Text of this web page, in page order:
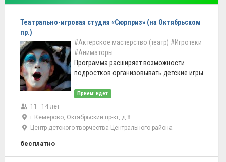
Театрально-игровая студия «Сюрприз» (на Октябрьском
пр.)
#Актерское мастерство (театр) #Игротеки
#Аниматоры
Программа расширяет возможности
подростков организовывать детские игры
Прием: идет
11–14 лет
г Кемерово, Октябрьский пр-кт, д 8
Центр детского творчества Центрального района
бесплатно